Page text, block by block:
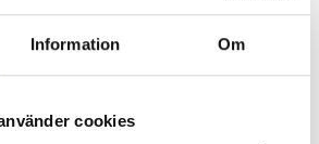
Information Om
cookies
i hela Göteborg och anpassar
vi din flytt så enkel som möjligt.